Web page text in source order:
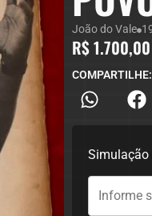
João do Vale
R$1.700,00
COMPARTILHE:
Simulação